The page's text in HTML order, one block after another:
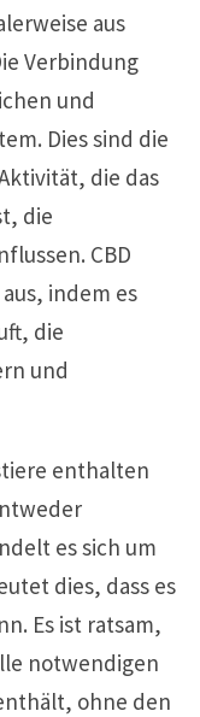
aus
Verbindung
und
Dies sind die
die das
die
CBD
indem es
die
und
enthalten
es sich um
dies, dass es
Es ist ratsam,
notwendigen
ohne den